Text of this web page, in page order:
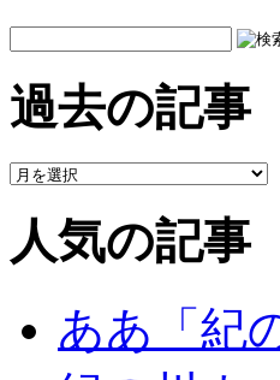
過去の記事
人気の記事
ああ「紀